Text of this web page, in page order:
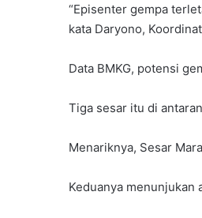
“Episenter gempa
kata Daryono,
Data BMKG, potensi
Tiga sesar itu di
Menariknya, Sesar
Keduanya